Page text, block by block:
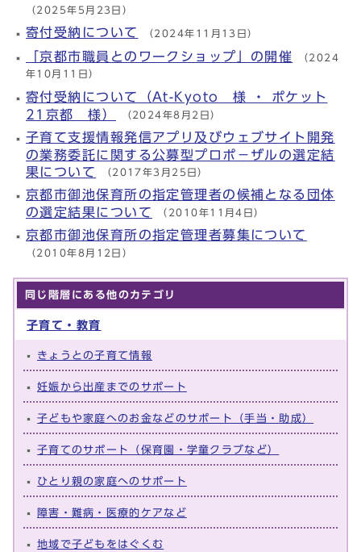
（2025年5月23日）
寄付受納について （2024年11月13日）
「京都市職員とのワークショップ」の開催 （2024
年10月11日）
寄付受納について（At-Kyoto 様 ・ ポケット
21京都 様） （2024年8月2日）
子育て支援情報発信アプリ及びウェブサイト開発
の業務委託に関する公募型プロポ－ザルの選定結
果について
（2017年3月25日）
京都市御池保育所の指定管理者の候補となる団体
の選定結果について （2010年11月4日）
京都市御池保育所の指定管理者募集について
（2010年8月12日）
同じ階層にある他のカテゴリ
子育て・教育
きょうとの子育て情報
妊娠から出産までのサポート
子どもや家庭へのお金などのサポート（手当・助成）
子育てのサポート（保育園・学童クラブなど）
ひとり親の家庭へのサポート
障害・難病・医療的ケアなど
地域で子どもをはぐくむ